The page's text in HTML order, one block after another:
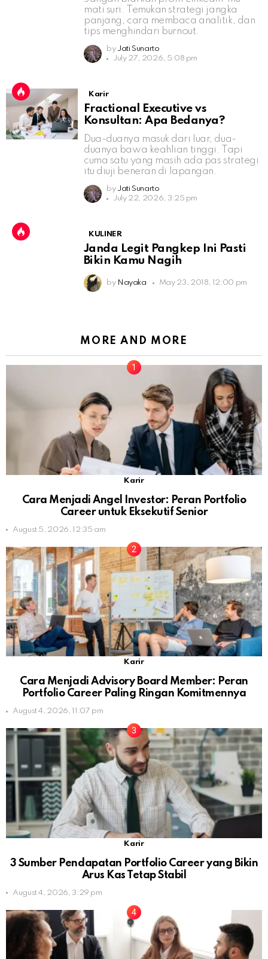
mati suri. Temukan strategi jangka
panjang, cara membaca analitik, dan
tips menghindari burnout.
by Jati Sunarto
July 27, 2026, 5:08 pm
Karir
Fractional Executive vs
Konsultan: Apa Bedanya?
Dua-duanya masuk dari luar, dua-
duanya bawa keahlian tinggi. Tapi
cuma satu yang masih ada pas strategi
itu diuji beneran di lapangan.
by Jati Sunarto
July 22, 2026, 3:25 pm
KULINER
Janda Legit Pangkep Ini Pasti
Bikin Kamu Nagih
by Nayaka May 23, 2018, 12:00 pm
MORE AND MORE
Karir
Cara Menjadi Angel Investor: Peran Portfolio
Career untuk Eksekutif Senior
August 5, 2026, 12:35 am
Karir
Cara Menjadi Advisory Board Member: Peran
Portfolio Career Paling Ringan Komitmennya
August 4, 2026, 11:07 pm
Karir
3 Sumber Pendapatan Portfolio Career yang Bikin
Arus Kas Tetap Stabil
August 4, 2026, 3:29 pm